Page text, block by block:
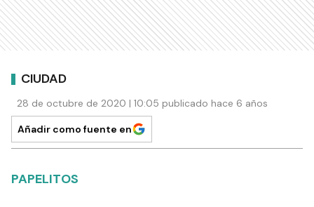
CIUDAD
28 de octubre de 2020 | 10:05 publicado hace 6 años
Añadir como fuente en
PAPELITOS